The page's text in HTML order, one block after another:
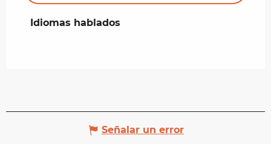
Idiomas hablados
Idiomas hablados
Señalar un error